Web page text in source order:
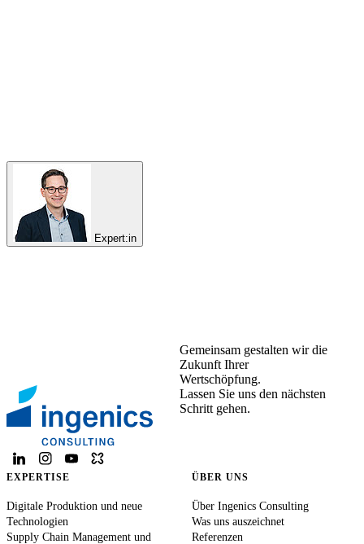
Expert:in
Gemeinsam gestalten wir die
Zukunft Ihrer
Wertschöpfung.
Lassen Sie uns den nächsten
Schritt gehen.
EXPERTISE
Digitale Produktion und neue
Technologien
Supply Chain Management und
ÜBER UNS
Über Ingenics Consulting
Was uns auszeichnet
Referenzen